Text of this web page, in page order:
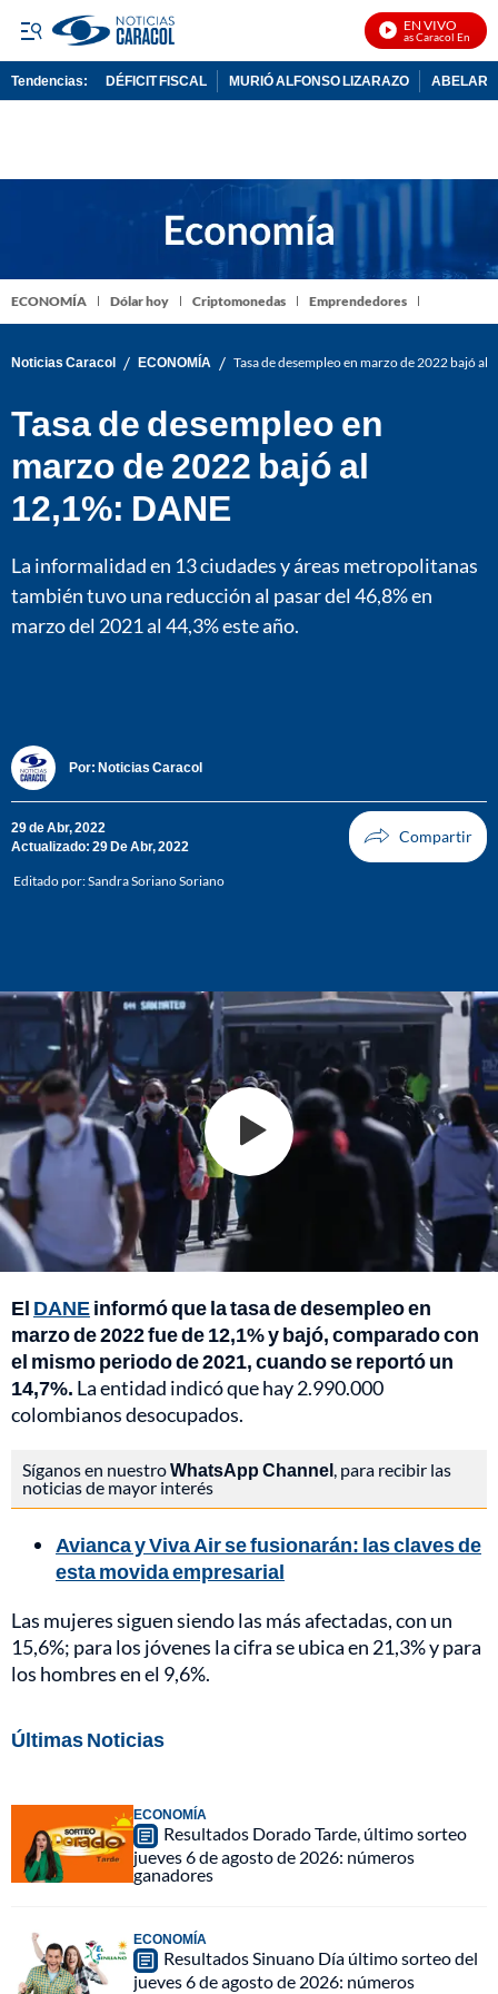
EN VIVO
Noticias Caracol En Vivo
Tendencias: DÉFICIT FISCAL MURIÓ ALFONSO LIZARAZO
ECONOMÍA Dólar hoy Criptomonedas Emprendedores
Noticias Caracol / ECONOMÍA / Tasa de desempleo en marzo de 2022 bajó al
Tasa de desempleo en
marzo de 2022 bajó al
12,1%: DANE
La informalidad en 13 ciudades y áreas metropolitanas
también tuvo una reducción al pasar del 46,8% en
marzo del 2021 al 44,3% este año.
Por: Noticias Caracol
29 de Abr, 2022
Actualizado: 29 De Abr, 2022
Editado por:Sandra Soriano Soriano
El DANEinformó que la tasa de desempleo en
marzo de 2022 fue de 12,1% y bajó, comparado con
el mismo periodo de 2021, cuando se reportó un
14,7%. La entidad indicó que hay 2.990.000
colombianos desocupados.
Síganos en nuestroWhatsApp Channel , para recibir las
noticias de mayor interés
Avianca y Viva Air se fusionarán: las claves de
esta movida empresarial
Las mujeres siguen siendo las más afectadas, con un
15,6%; para los jóvenes la cifra se ubica en 21,3% y para
los hombres en el 9,6%.
Últimas Noticias
ECONOMÍA
Resultados Dorado Tarde, último sorteo
jueves 6 de agosto de 2026: números
ganadores
ECONOMÍA
Resultados Sinuano Día último sorteo del
jueves 6 de agosto de 2026: números